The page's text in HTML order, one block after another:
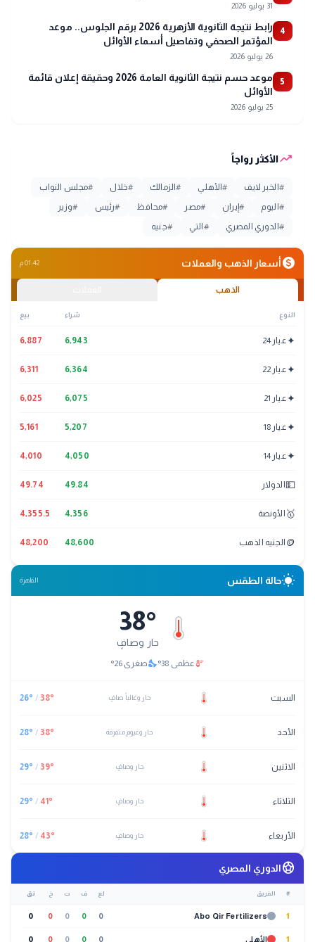
31 يوليو 2026
4
رابط نتيجة الثانوية الأزهرية 2026 برقم الجلوس.. موعد
المؤتمر الصحفي وتفاصيل أسماء الأوائل
26 يوليو 2026
5
موعد حسم نتيجة الثانوية العامة 2026 وحقيقة إعلان قائمة
الأوائل
25 يوليو 2026
trending_upالأكثر رواجاً
#الخبر لايف #الأهلي #الزمالك #خلال #مجلس النواب
#اليوم #إيران #مصر #محافظ #رئيس #وزير
#الدوري المصري #التي #جنيه
monetization_onأسعار الذهب والعملات 01:42 م
الذهب
النوع شراء بيع
✦ عيار 24 6,943
6,887
✦ عيار 22 6,364
6,311
✦ عيار 21 6,075
6,025
✦ عيار 18 5,207
5,161
✦ عيار 14 4,050
4,010
💵الدولار 49.84
49.74
🥇 الأونصة 4,356
4,355.5
🪙 الجنيه الذهب 48,600
48,200
wb_sunnyحالة الطقس القاهرة
38°
حار وصافٍ
thermostat عظمى 38
°
nights_stayصغرى 26
°
السبت حار وغالباً صافٍ 38°
/
26°
الأحد حار وغيوم متفرقة 38°
/
28°
الاثنين حار وصافٍ 39°
/
29°
الثلاثاء حار وصافٍ 41°
/
29°
الأربعاء حار وصافٍ 43°
/
28°
sports_soccerالدوري المصري
# الفريق لع ف ت خ نق
1
Abo Qir Fertilizers
0
0
0
0
0
1 الأهلي 0
0
0
0
0